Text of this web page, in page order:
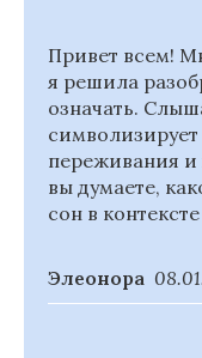
Привет всем!
я решила
означать.
переживания
вы думаете,
сон в
Элеонора